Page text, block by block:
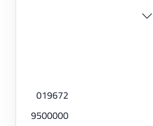
019672
9500000